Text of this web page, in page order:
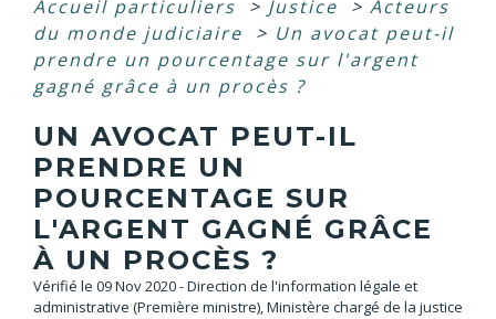
Accueil particuliers > Justice > Acteurs
du monde judiciaire
> Un avocat peut-il
prendre un pourcentage sur l'argent
gagné grâce à un procès ?
UN AVOCAT PEUT-IL
PRENDRE UN
POURCENTAGE SUR
L'ARGENT GAGNÉ GRÂCE
À UN PROCÈS ?
Vérifié le 09 Nov 2020 - Direction de l'information légale et
administrative (Première ministre), Ministère chargé de la justice